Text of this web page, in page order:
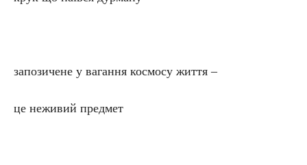
запозичене у вагання космосу життя –
це неживий предмет